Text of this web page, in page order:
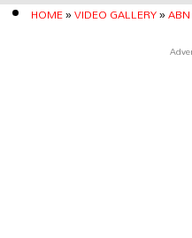
HOME»VIDEO GALLERY»